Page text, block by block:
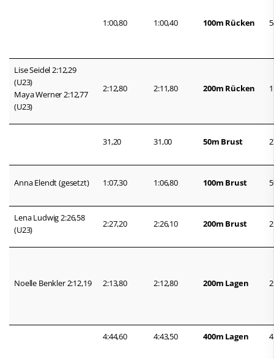
1:00,80 1:00,40 100m Rücken
Lise Seidel 2:12,29
(U23)
Maya Werner 2:12,77
(U23)
2:12,80 2:11,80 200m Rücken
31,20 31,00 50m Brust
Anna Elendt (gesetzt) 1:07,30 1:06,80 100m Brust
Lena Ludwig 2:26,58
(U23)
2:27,20 2:26,10 200m Brust
Noelle Benkler 2:12,19 2:13,80 2:12,80 200m Lagen
4:44,60 4:43,50 400m Lagen